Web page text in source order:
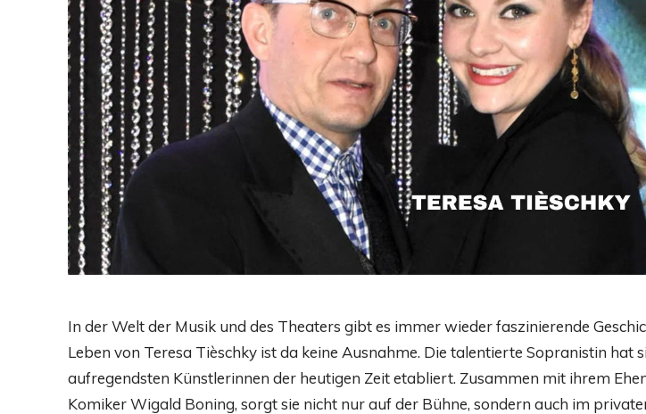
In der Welt der Musik und des Theaters gibt es immer wieder faszinierende
Leben von Teresa Tièschky ist da keine Ausnahme. Die talentierte Sopranistin hat
aufregendsten Künstlerinnen der heutigen Zeit etabliert. Zusammen mit ihrem
Komiker Wigald Boning, sorgt sie nicht nur auf der Bühne, sondern auch im